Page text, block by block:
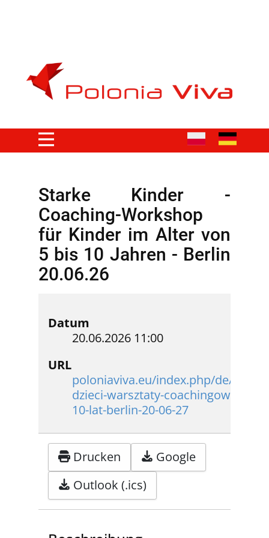
Starke Kinder -
Coaching-Workshop
für Kinder im Alter von
5 bis 10 Jahren - Berlin
20.06.26
Datum
20.06.2026 11:00
URL
poloniaviva.eu/index.php/de/
dzieci-warsztaty-coachingowe-dla-
10-lat-berlin-20-06-27
Drucken
Google
Outlook (.ics)